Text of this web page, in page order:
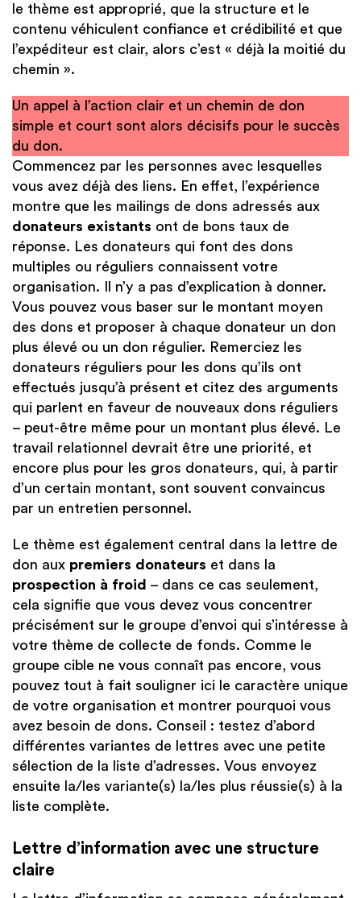
le thème est approprié, que la structure et le
contenu véhiculent confiance et crédibilité et que
l’expéditeur est clair, alors c’est « déjà la moitié du
chemin ».
Un appel à l’action clair et un chemin de don
simple et court sont alors décisifs pour le succès
du don.
Commencez par les personnes avec lesquelles
vous avez déjà des liens. En effet, l’expérience
montre que les mailings de dons adressés aux
donateurs existants ont de bons taux de
réponse. Les donateurs qui font des dons
multiples ou réguliers connaissent votre
organisation. Il n’y a pas d’explication à donner.
Vous pouvez vous baser sur le montant moyen
des dons et proposer à chaque donateur un don
plus élevé ou un don régulier. Remerciez les
donateurs réguliers pour les dons qu’ils ont
effectués jusqu’à présent et citez des arguments
qui parlent en faveur de nouveaux dons réguliers
– peut-être même pour un montant plus élevé. Le
travail relationnel devrait être une priorité, et
encore plus pour les gros donateurs, qui, à partir
d’un certain montant, sont souvent convaincus
par un entretien personnel.
Le thème est également central dans la lettre de
don aux premiers donateurs et dans la
prospection à froid – dans ce cas seulement,
cela signifie que vous devez vous concentrer
précisément sur le groupe d’envoi qui s’intéresse à
votre thème de collecte de fonds. Comme le
groupe cible ne vous connaît pas encore, vous
pouvez tout à fait souligner ici le caractère unique
de votre organisation et montrer pourquoi vous
avez besoin de dons. Conseil : testez d’abord
différentes variantes de lettres avec une petite
sélection de la liste d’adresses. Vous envoyez
ensuite la/les variante(s) la/les plus réussie(s) à la
liste complète.
Lettre d’information avec une structure
claire